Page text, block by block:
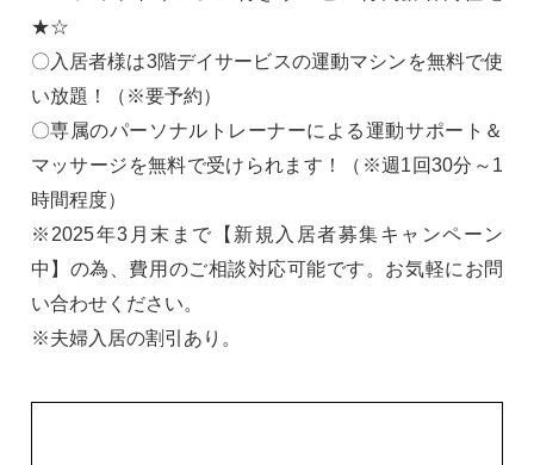
★☆
〇入居者様は3階デイサービスの運動マシンを無料で使
い放題！（※要予約）
〇専属のパーソナルトレーナーによる運動サポート＆
マッサージを無料で受けられます！（※週1回30分～1
時間程度）
※2025年3月末まで【新規入居者募集キャンペーン
中】の為、費用のご相談対応可能です。お気軽にお問
い合わせください。
※夫婦入居の割引あり。